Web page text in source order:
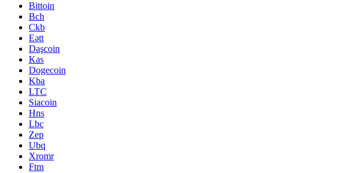
Bittoin
Bch
Ckb
Eətt
Daşcoin
Kas
Dogecoin
Kba
LTC
Siacoin
Hns
Lbc
Zep
Ubq
Xromr
Ftm